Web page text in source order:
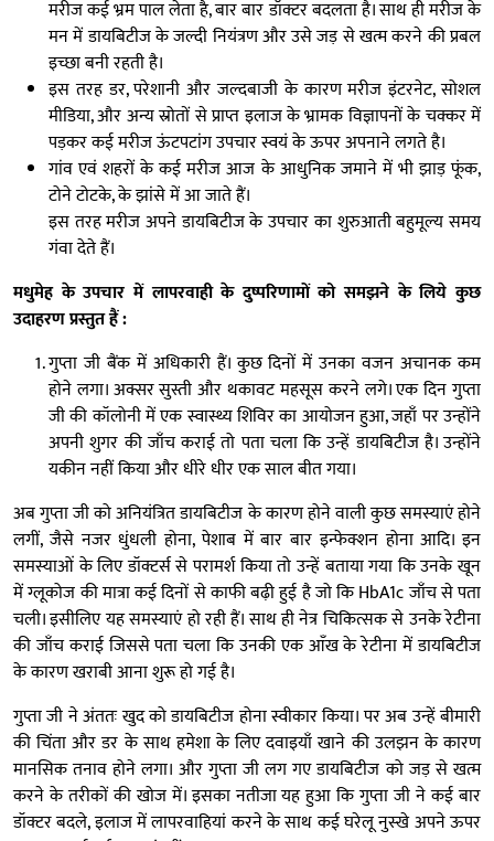
मरीज कई भ्रम पाल लेता है, बार बार डॉक्टर बदलता है। साथ ही मरीज के
मन में डायबिटीज के जल्दी नियंत्रण और उसे जड़ से खत्म करने की प्रबल
इच्छा बनी रहती है।
इस तरह डर, परेशानी और जल्दबाजी के कारण मरीज इंटरनेट, सोशल
मीडिया, और अन्य स्रोतों से प्राप्त इलाज के भ्रामक विज्ञापनों के चक्कर में
पड़कर कई मरीज ऊंटपटांग उपचार स्वयं के ऊपर अपनाने लगते है।
गांव एवं शहरों के कई मरीज आज के आधुनिक जमाने में भी झाड़ फूंक,
टोने टोटके, के झांसे में आ जाते हैं।
इस तरह मरीज अपने डायबिटीज के उपचार का शुरुआती बहुमूल्य समय
गंवा देते हैं।
मधुमेह के उपचार में लापरवाही के दुष्परिणामों को समझने के लिये कुछ
उदाहरण प्रस्तुत हैं :
गुप्ता जी बैंक में अधिकारी हैं। कुछ दिनों में उनका वजन अचानक कम
होने लगा। अक्सर सुस्ती और थकावट महसूस करने लगे। एक दिन गुप्ता
जी की कॉलोनी में एक स्वास्थ्य शिविर का आयोजन हुआ, जहाँ पर उन्होंने
अपनी शुगर की जाँच कराई तो पता चला कि उन्हें डायबिटीज है। उन्होंने
यकीन नहीं किया और धीरे धीर एक साल बीत गया।
अब गुप्ता जी को अनियंत्रित डायबिटीज के कारण होने वाली कुछ समस्याएं होने
लगीं, जैसे नजर धुंधली होना, पेशाब में बार बार इन्फेक्शन होना आदि। इन
समस्याओं के लिए डॉक्टर्स से परामर्श किया तो उन्हें बताया गया कि उनके खून
में ग्लूकोज की मात्रा कई दिनों से काफी बढ़ी हुई है जो कि HbA1c जाँच से पता
चली। इसीलिए यह समस्याएं हो रही हैं। साथ ही नेत्र चिकित्सक से उनके रेटीना
की जाँच कराई जिससे पता चला कि उनकी एक आँख के रेटीना में डायबिटीज
के कारण खराबी आना शुरू हो गई है।
गुप्ता जी ने अंततः खुद को डायबिटीज होना स्वीकार किया। पर अब उन्हें बीमारी
की चिंता और डर के साथ हमेशा के लिए दवाइयाँ खाने की उलझन के कारण
मानसिक तनाव होने लगा। और गुप्ता जी लग गए डायबिटीज को जड़ से खत्म
करने के तरीकों की खोज में। इसका नतीजा यह हुआ कि गुप्ता जी ने कई बार
डॉक्टर बदले, इलाज में लापरवाहियां करने के साथ कई घरेलू नुस्खे अपने ऊपर